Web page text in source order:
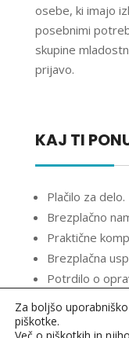
osebe, ki imajo
posebnimi
skupine
prijavo.
KAJ TI
Plačilo za delo.
Brezplačno
Praktične
Brezplačna
Potrdilo o
opravljenem
Mentorstvo in
Za boljšo
piškotke.